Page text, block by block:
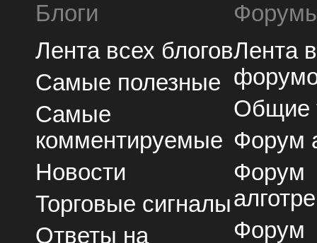
Блоги
Лента всех блогов
Самые полезные
Самые
комментируемые
Новости
Торговые сигналы
Ответы на
Лента
Общие
Форум
Форум
Форум